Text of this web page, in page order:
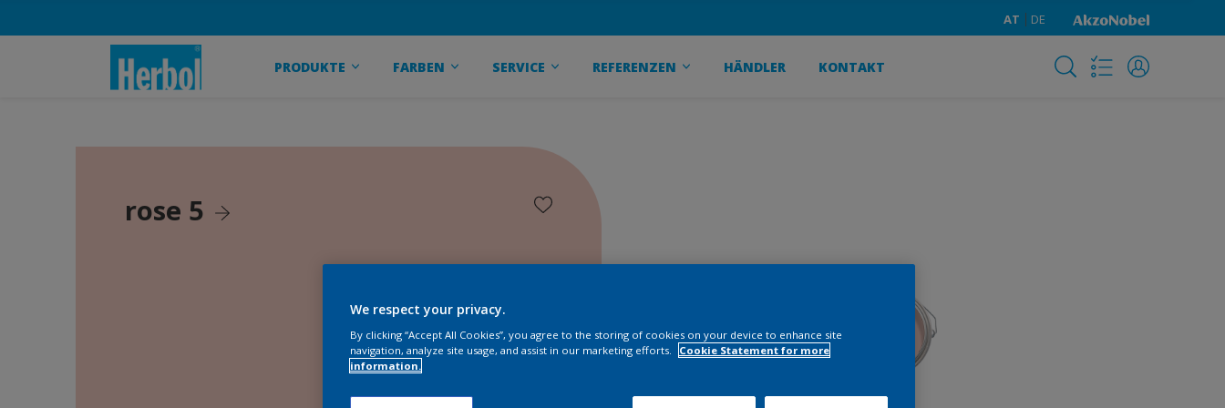
AT DE
PRODUKTE FARBEN SERVICE REFERENZEN HÄNDLER KONTAKT
rose 5
We respect your privacy.
By clicking “Accept All Cookies”, you agree to the storing of cookies on your device to enhance site
navigation, analyze site usage, and assist in our marketing efforts.
Cookie Statement for more
information.